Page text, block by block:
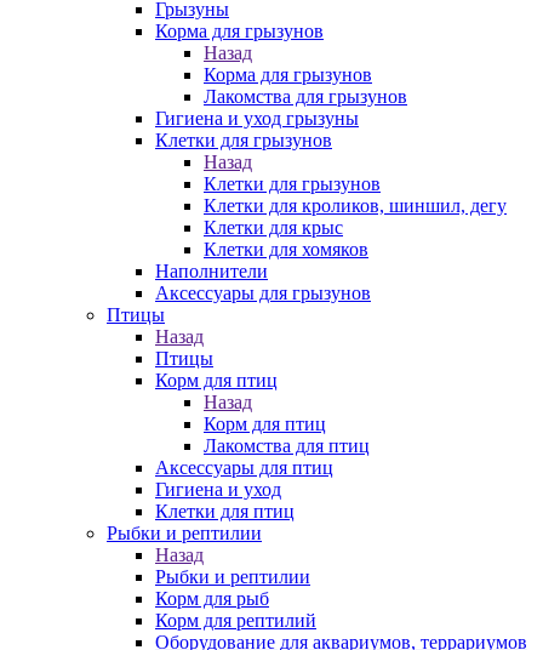
Грызуны
Корма для грызунов
Назад
Корма для грызунов
Лакомства для грызунов
Гигиена и уход грызуны
Клетки для грызунов
Назад
Клетки для грызунов
Клетки для кроликов, шиншил, дегу
Клетки для крыс
Клетки для хомяков
Наполнители
Аксессуары для грызунов
Птицы
Назад
Птицы
Корм для птиц
Назад
Корм для птиц
Лакомства для птиц
Аксессуары для птиц
Гигиена и уход
Клетки для птиц
Рыбки и рептилии
Назад
Рыбки и рептилии
Корм для рыб
Корм для рептилий
Оборудование для аквариумов, террариумов